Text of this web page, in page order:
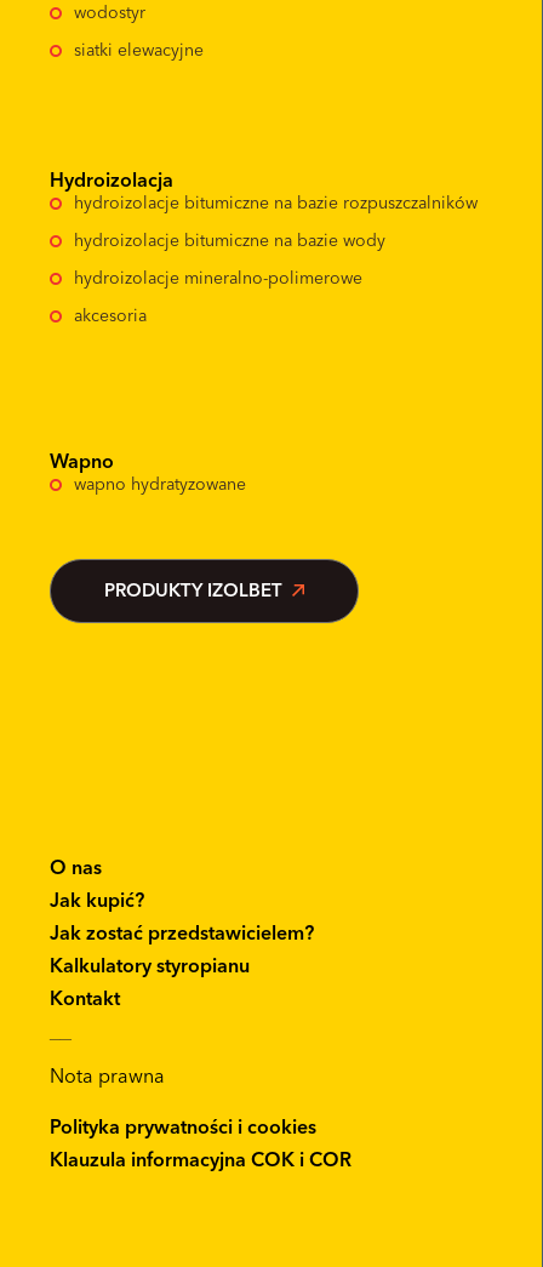
wodostyr
siatki elewacyjne
Hydroizolacja
hydroizolacje bitumiczne na bazie rozpuszczalników
hydroizolacje bitumiczne na bazie wody
hydroizolacje mineralno-polimerowe
akcesoria
Wapno
wapno hydratyzowane
PRODUKTY IZOLBET
O nas
Jak kupić?
Jak zostać przedstawicielem?
Kalkulatory styropianu
Kontakt
Nota prawna
Polityka prywatności i cookies
Klauzula informacyjna COK i COR